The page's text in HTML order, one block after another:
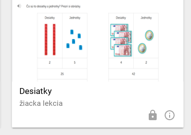
Desiatky
žiacka lekcia